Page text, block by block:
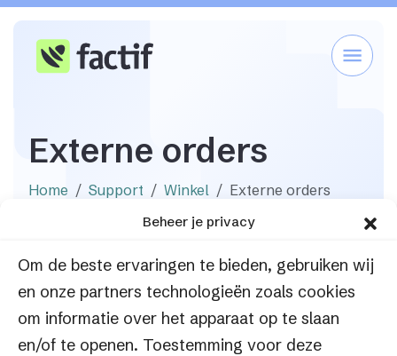
Beheer je privacy
Om de beste ervaringen te bieden, gebruiken wij
en onze partners technologieën zoals cookies
om informatie over het apparaat op te slaan
en/of te openen. Toestemming voor deze
Externe orders
Home Support Winkel Externe orders